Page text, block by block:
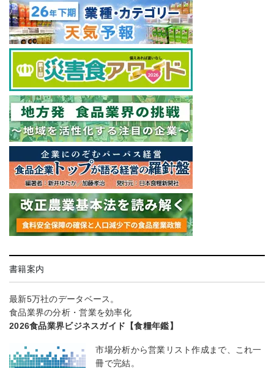
書籍案内
最新5万社のデータベース。
食品業界の分析・営業を効率化
2026食品業界ビジネスガイド【食糧年鑑】
市場分析から営業リスト作成まで、これ一
冊で完結。